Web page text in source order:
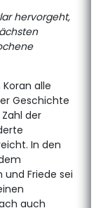
hervorgeht,
alle
Geschichte
der
In den
Friede sei
auch